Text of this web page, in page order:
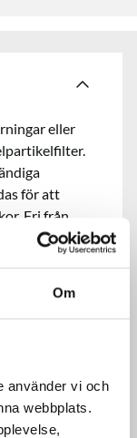
Om
använder vi och
webbplats.
eller
för att
Fri från